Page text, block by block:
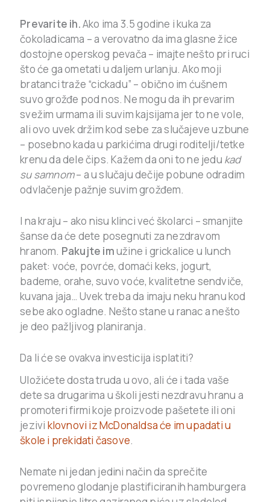
Prevarite ih.Ako ima 3.5 godine i kuka za
čokoladicama – a verovatno da ima glasne žice
dostojne operskog pevača – imajte nešto pri ruci
što će ga ometati u daljem urlanju. Ako moji
bratanci traže “cickadu” – obično im ćušnem
suvo grožđe pod nos. Ne mogu da ih prevarim
svežim urmama ili suvim kajsijama jer to ne vole,
ali ovo uvek držim kod sebe za slučajeve uzbune
– posebno kada u parkićima drugi roditelji/tetke
krenu da dele čips. Kažem da oni to ne jedu kad
su samnom– a u slučaju dečije pobune odradim
odvlačenje pažnje suvim grožđem.
I na kraju – ako nisu klinci već školarci – smanjite
šanse da će dete posegnuti za nezdravom
hranom. Pakujte imužine i grickalice u lunch
paket: voće, povrće, domaći keks, jogurt,
bademe, orahe, suvo voće, kvalitetne sendviče,
kuvana jaja… Uvek treba da imaju neku hranu kod
sebe ako ogladne. Nešto stane u ranac a nešto
je deo pažljivog planiranja.
Da li će se ovakva investicija isplatiti?
Uložićete dosta truda u ovo, ali će i tada vaše
dete sa drugarima u školi jesti nezdravu hranu a
promoteri firmi koje proizvode pašetete ili oni
jezivi klovnovi iz McDonaldsa će im upadati u
škole i prekidati časove.
Nemate ni jedan jedini način da sprečite
povremeno glodanje plastificiranih hamburgera